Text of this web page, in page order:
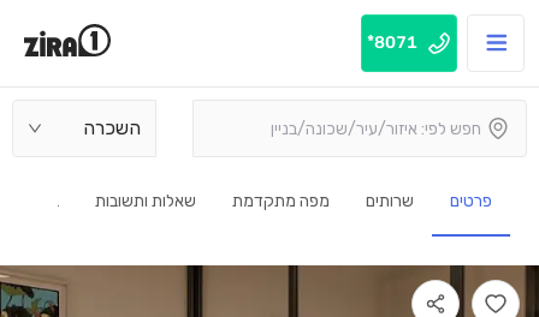
8071*
השכרה
פרטים שרותים מפה מתקדמת שאלות ותשובות בנין